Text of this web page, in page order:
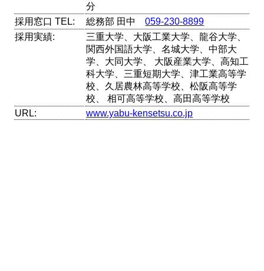
分
採用窓口 TEL:
総務部 田中059-230-8899
採用実績:
三重大学、大阪工業大学、龍谷大学、
関西外国語大学、名城大学、中部大
学、大同大学、 大阪産業大学、高知工
科大学、三重短期大学、津工業高等学
校、久居農林高等学校、松阪高等学
校、 相可高等学校、高田高等学校
URL:
www.yabu-kensetsu.co.jp